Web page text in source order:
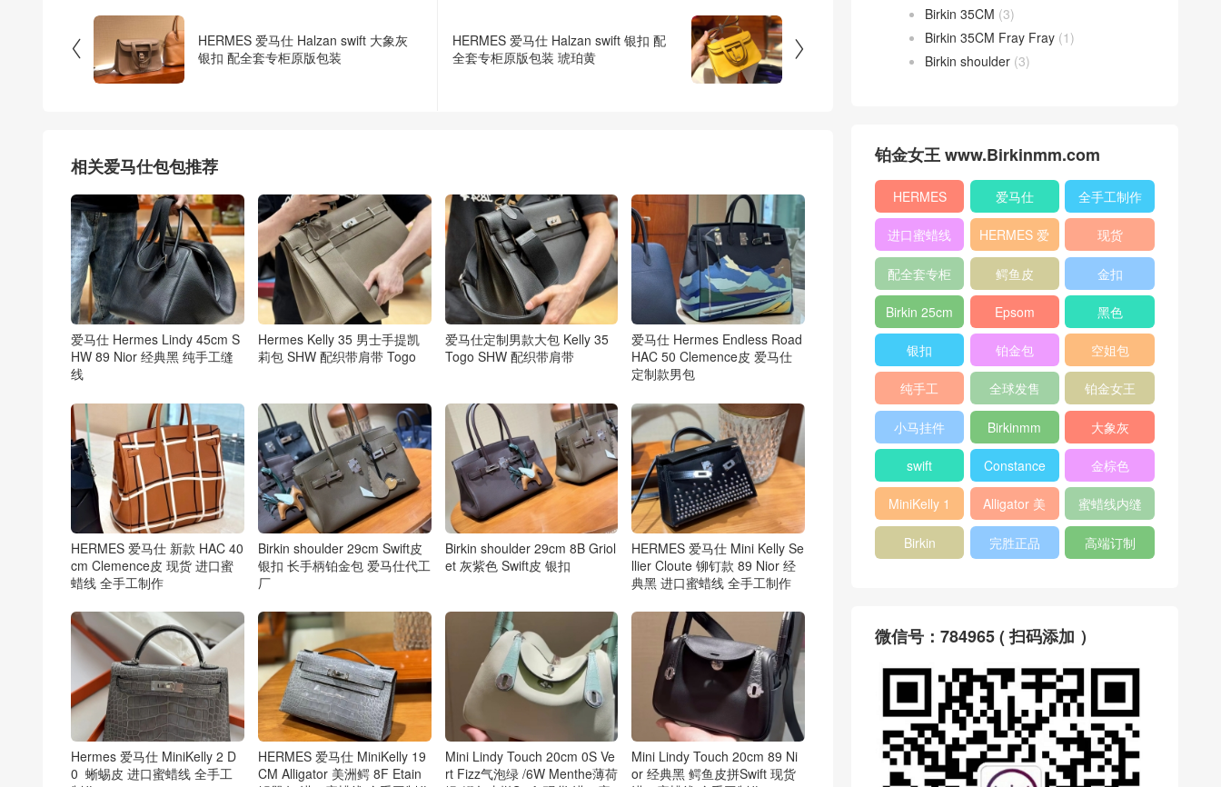

HERMES 爱马仕 Halzan swift 大象灰
银扣 配全套专柜原版包装

HERMES 爱马仕 Halzan swift 银扣 配
全套专柜原版包装 琥珀黄
相关爱马仕包包推荐
爱马仕 Hermes Lindy 45cm S
HW 89 Nior 经典黑 纯手工缝
线
Hermes Kelly 35 男士手提凯
莉包 SHW 配织带肩带 Togo
爱马仕定制男款大包 Kelly 35
Togo SHW 配织带肩带
爱马仕 Hermes Endless Road
HAC 50 Clemence皮 爱马仕
定制款男包
HERMES 爱马仕 新款 HAC 40
cm Clemence皮 现货 进口蜜
蜡线 全手工制作
Birkin shoulder 29cm Swift皮
银扣 长手柄铂金包 爱马仕代工
厂
Birkin shoulder 29cm 8B Griol
et 灰紫色 Swift皮 银扣
HERMES 爱马仕 Mini Kelly Se
llier Cloute 铆钉款 89 Nior 经
典黑 进口蜜蜡线 全手工制作
Hermes 爱马仕 MiniKelly 2 D
0 蜥蜴皮 进口蜜蜡线 全手工
HERMES 爱马仕 MiniKelly 19
CM Alligator 美洲鳄 8F Etain
Mini Lindy Touch 20cm 0S Ve
rt Fizz气泡绿 /6W Menthe薄荷
Mini Lindy Touch 20cm 89 Ni
or 经典黑 鳄鱼皮拼Swift 现货
Birkin 35CM (3)
Birkin 35CM Fray Fray (1)
Birkin shoulder (3)
铂金女王 www.Birkinmm.com
HERMES 爱马仕 全手工制作
进口蜜蜡线
HERMES 爱
马仕
现货
配全套专柜
原版包装
鳄鱼皮 金扣
Birkin 25cm Epsom 黑色
银扣 铂金包 空姐包
纯手工 全球发售 铂金女王
小马挂件 Birkinmm 大象灰
swift Constance 金棕色
MiniKelly 1
Alligator 美
洲鳄
蜜蜡线内缝
Birkin 完胜正品 高端订制
微信号：784965 ( 扫码添加 ）